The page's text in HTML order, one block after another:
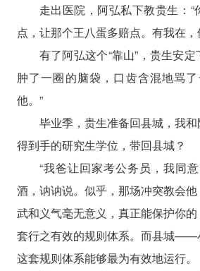
走出医院，阿弘私下教贵生：
点，让那个王八蛋多赔点。有我在，
有了阿弘这个“靠山”，贵生安
肿了一圈的脑袋，口齿含混地骂
他。”
毕业季，贵生准备回县城，我
得到手的研究生学位，带回县城？
“我爸让回家考公务员，我同
酒，讷讷说。似乎，那场冲突教会
武和义气毫无意义，真正能保护你
套行之有效的规则体系。而县城——
这套规则体系能够最为有效地运行。